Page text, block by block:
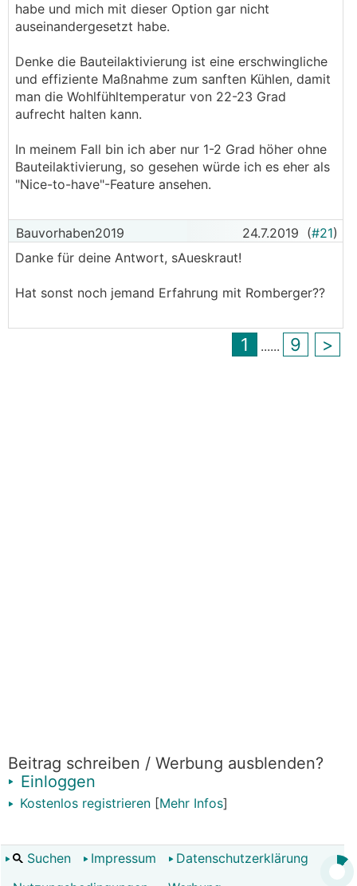
habe und mich mit dieser Option gar nicht
auseinandergesetzt habe.
Denke die Bauteilaktivierung ist eine erschwingliche
und effiziente Maßnahme zum sanften Kühlen, damit
man die Wohlfühltemperatur von 22-23 Grad
aufrecht halten kann.
In meinem Fall bin ich aber nur 1-2 Grad höher ohne
Bauteilaktivierung, so gesehen würde ich es eher als
"Nice-to-have"-Feature ansehen.
Bauvorhaben2019 24.7.2019 (#21)
Danke für deine Antwort, sAueskraut!
Hat sonst noch jemand Erfahrung mit Romberger??
1 ...... 9 >
Beitrag schreiben / Werbung ausblenden?
Einloggen
Kostenlos registrieren [Mehr Infos]
Suchen Impressum
Datenschutzerklärung